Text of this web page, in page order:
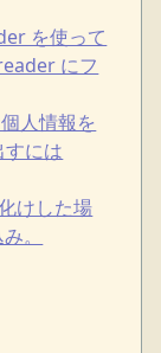
を使って
にフ
人情報を
には
けした場
。